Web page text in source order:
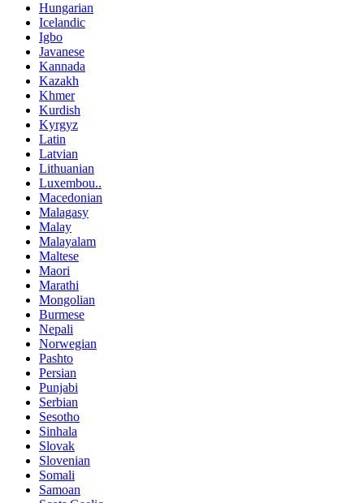
Hungarian
Icelandic
Igbo
Javanese
Kannada
Kazakh
Khmer
Kurdish
Kyrgyz
Latin
Latvian
Lithuanian
Luxembou..
Macedonian
Malagasy
Malay
Malayalam
Maltese
Maori
Marathi
Mongolian
Burmese
Nepali
Norwegian
Pashto
Persian
Punjabi
Serbian
Sesotho
Sinhala
Slovak
Slovenian
Somali
Samoan